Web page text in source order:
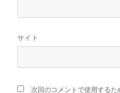
サイト
次回のコメントで使用する